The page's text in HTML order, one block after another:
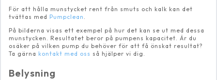
För att hålla munstycket rent från smuts och kalk kan det
tvättas med Pumpclean .
På bilderna visas ett exempel på hur det kan se ut med dessa
munstycken. Resultatet beror på pumpens kapacitet. Är du
osäker på vilken pump du behöver för att få önskat resultat?
Ta gärna kontakt med oss så hjälper vi dig.
Belysning